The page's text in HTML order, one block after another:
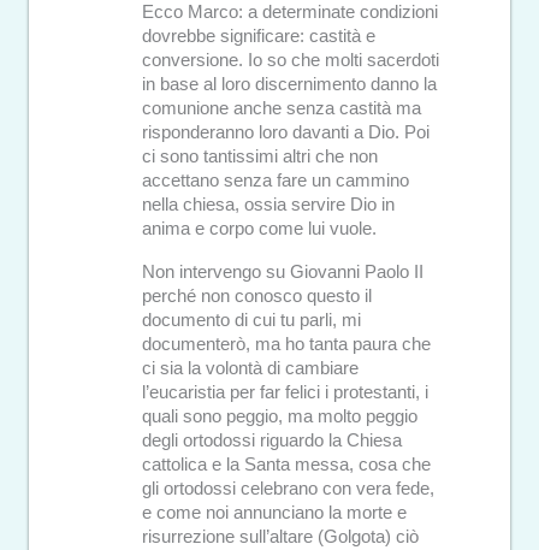
Ecco Marco: a determinate condizioni
dovrebbe significare: castità e
conversione. Io so che molti sacerdoti
in base al loro discernimento danno la
comunione anche senza castità ma
risponderanno loro davanti a Dio. Poi
ci sono tantissimi altri che non
accettano senza fare un cammino
nella chiesa, ossia servire Dio in
anima e corpo come lui vuole.
Non intervengo su Giovanni Paolo II
perché non conosco questo il
documento di cui tu parli, mi
documenterò, ma ho tanta paura che
ci sia la volontà di cambiare
l’eucaristia per far felici i protestanti, i
quali sono peggio, ma molto peggio
degli ortodossi riguardo la Chiesa
cattolica e la Santa messa, cosa che
gli ortodossi celebrano con vera fede,
e come noi annunciano la morte e
risurrezione sull’altare (Golgota) ciò